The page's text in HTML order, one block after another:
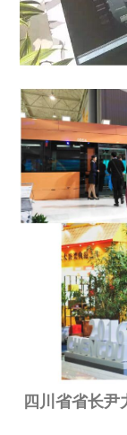
四川省省长